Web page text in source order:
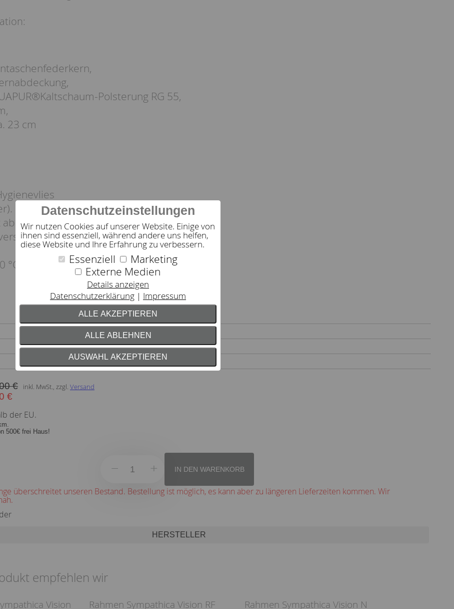
Datenschutzeinstellungen
Wir nutzen Cookies auf unserer Website. Einige von
ihnen sind essenziell, während andere uns helfen,
diese Website und Ihre Erfahrung zu verbessern.
Essenziell
Marketing
Externe Medien
Details anzeigen
Datenschutzerklärung
Impressum
ALLE AKZEPTIEREN
ALLE ABLEHNEN
AUSWAHL AKZEPTIEREN
Polsterung RG 55,
23 cm
abnehmbar durch
°C
Jersey
Taschenfederkern
€
€
inkl. MwSt., zzgl. Versand
der EU.
500€ frei Haus!
IN DEN WARENKORB
überschreitet unseren Bestand. Bestellung ist möglich, es kann aber zu längeren Lieferzeiten kommen. Wir
HERSTELLER
empfehlen wir
Vision
Rahmen Sympathica Vision RF Rahmen Sympathica Vision N